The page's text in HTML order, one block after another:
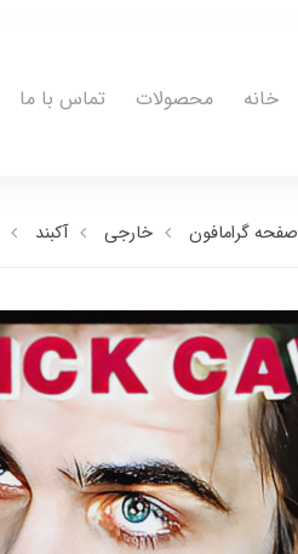
خانه محصولات تماس با ما
صفحه گرامافون خارجی آکبند